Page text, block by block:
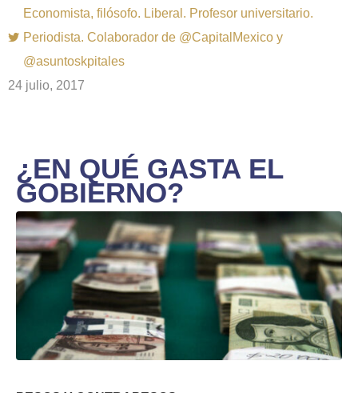
Economista, filósofo. Liberal. Profesor universitario.
Periodista. Colaborador de @CapitalMexico y
@asuntoskpitales
24 julio, 2017
¿EN QUÉ GASTA EL
GOBIERNO?